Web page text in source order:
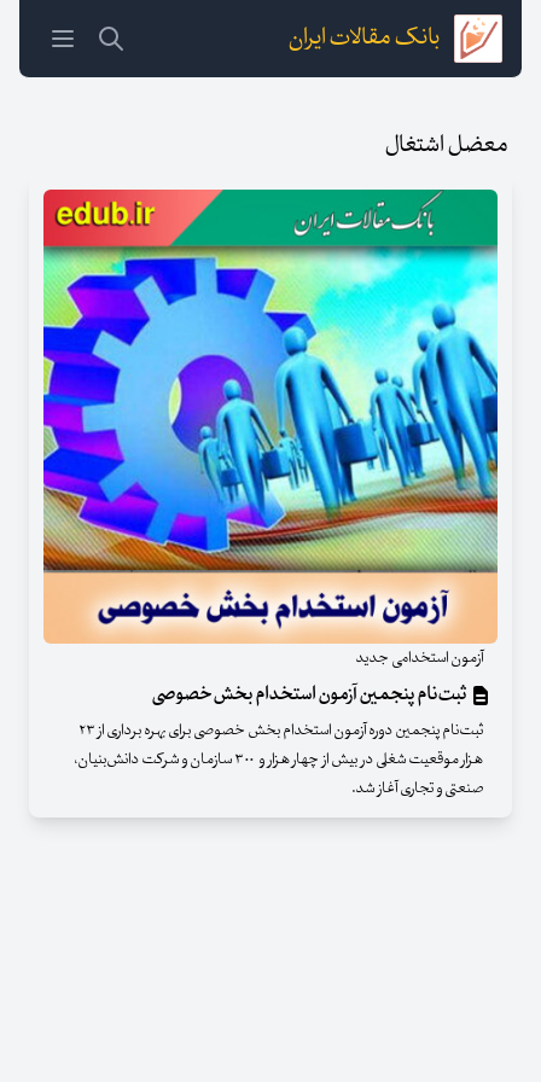
بانک مقالات ایران
معضل اشتغال
آزمون استخدامی جدید
ثبت‌نام پنجمین آزمون استخدام بخش‌خصوصی
ثبت‌نام پنجمین دوره آزمون استخدام بخش خصوصی برای بهره برداری از ۲۳
هزار موقعیت شغلی در بیش از چهار هزار و ۳۰۰ سازمان و شرکت دانش‌بنیان،
صنعتی و تجاری آغاز شد.